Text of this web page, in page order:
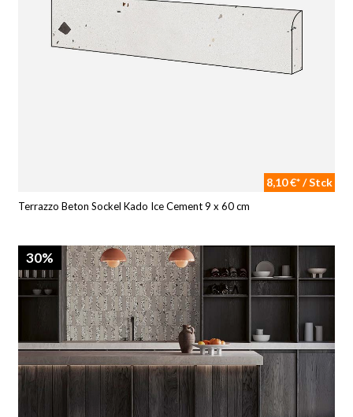
8,10 €* / Stck
Terrazzo Beton Sockel Kado Ice Cement 9 x 60 cm
30%